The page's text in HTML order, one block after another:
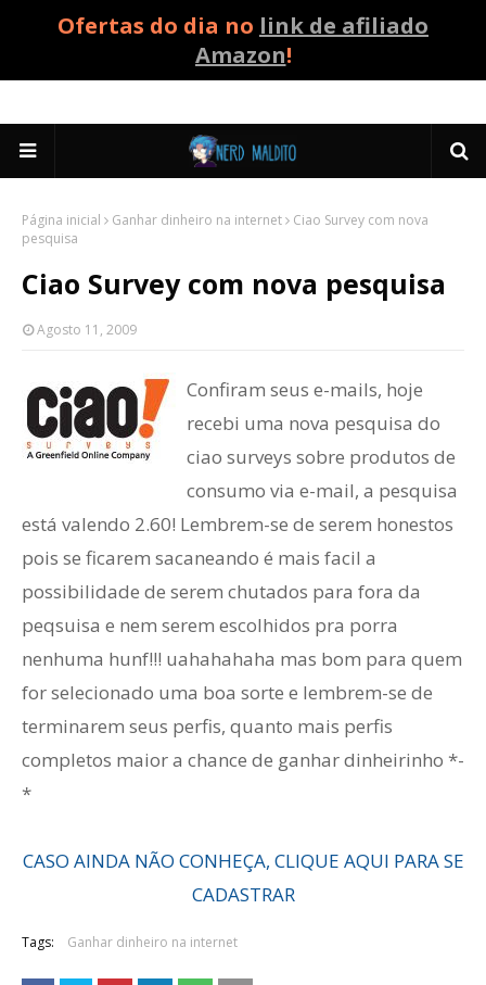
Ofertas do dia no link de afiliado
Amazon!
Página inicial Ganhar dinheiro na internet
Ciao Survey com nova
pesquisa
Ciao Survey com nova pesquisa
Agosto 11, 2009
Confiram seus e-mails, hoje
recebi uma nova pesquisa do
ciao surveys sobre produtos de
consumo via e-mail, a pesquisa
está valendo 2.60! Lembrem-se de serem honestos
pois se ficarem sacaneando é mais facil a
possibilidade de serem chutados para fora da
peqsuisa e nem serem escolhidos pra porra
nenhuma hunf!!! uahahahaha mas bom para quem
for selecionado uma boa sorte e lembrem-se de
terminarem seus perfis, quanto mais perfis
completos maior a chance de ganhar dinheirinho *-
*
CASO AINDA NÃO CONHEÇA, CLIQUE AQUI PARA SE
CADASTRAR
Tags: Ganhar dinheiro na internet